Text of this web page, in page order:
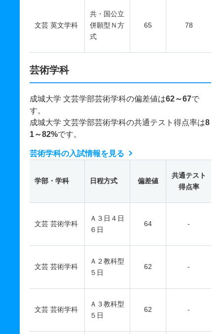
文芸 英文学科
共・国公立
併願型Ｎ方
式
65 78
芸術学科
成城大学 文芸学部芸術学科の偏差値は62～67で
す。
成城大学 文芸学部芸術学科の共通テスト得点率は8
1～82%です。
芸術学科の入試情報を見る
学部・学科 日程方式 偏差値
共通テスト
得点率
文芸 芸術学科
Ａ３日４日
６日
64 -
文芸 芸術学科
Ａ２教科型
５日
62 -
文芸 芸術学科
Ａ３教科型
５日
62 -